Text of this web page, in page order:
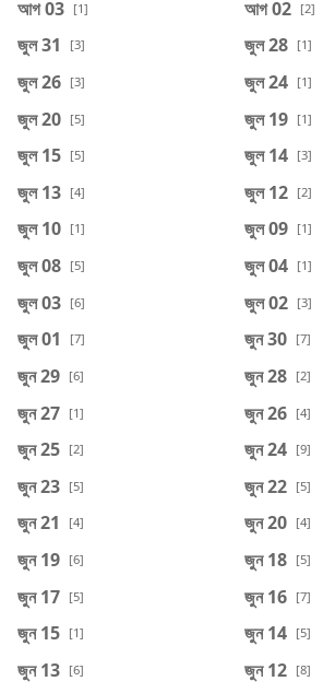
আগ 03 [1] আগ 02 [2]
জুল 31 [3] জুল 28 [1]
জুল 26 [3] জুল 24 [1]
জুল 20 [5] জুল 19 [1]
জুল 15 [5] জুল 14 [3]
জুল 13 [4] জুল 12 [2]
জুল 10 [1] জুল 09 [1]
জুল 08 [5] জুল 04 [1]
জুল 03 [6] জুল 02 [3]
জুল 01 [7] জুন 30 [7]
জুন 29 [6] জুন 28 [2]
জুন 27 [1] জুন 26 [4]
জুন 25 [2] জুন 24 [9]
জুন 23 [5] জুন 22 [5]
জুন 21 [4] জুন 20 [4]
জুন 19 [6] জুন 18 [5]
জুন 17 [5] জুন 16 [7]
জুন 15 [1] জুন 14 [5]
জুন 13 [6] জুন 12 [8]